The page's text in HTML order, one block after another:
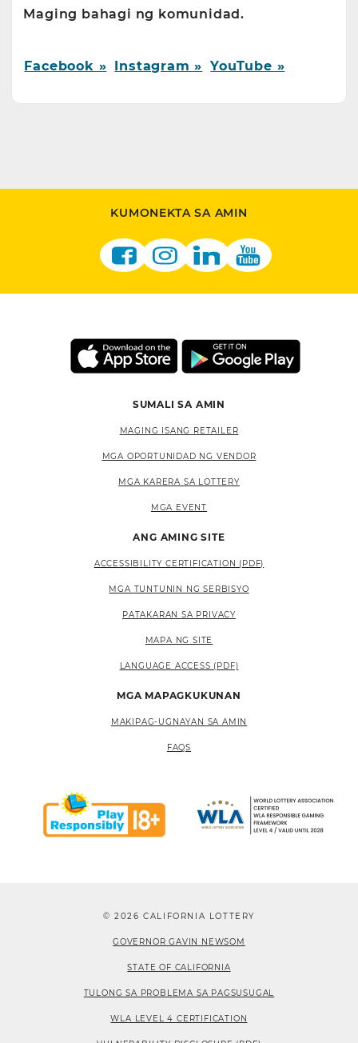
Maging bahagi ng komunidad.
Facebook » Instagram » YouTube »
KUMONEKTA SA AMIN
SUMALI SA AMIN
MAGING ISANG RETAILER
MGA OPORTUNIDAD NG VENDOR
MGA KARERA SA LOTTERY
MGA EVENT
ANG AMING SITE
ACCESSIBILITY CERTIFICATION (PDF)
MGA TUNTUNIN NG SERBISYO
PATAKARAN SA PRIVACY
MAPA NG SITE
LANGUAGE ACCESS (PDF)
MGA MAPAGKUKUNAN
MAKIPAG-UGNAYAN SA AMIN
FAQS
© 2026 CALIFORNIA LOTTERY
GOVERNOR GAVIN NEWSOM
STATE OF CALIFORNIA
TULONG SA PROBLEMA SA PAGSUSUGAL
WLA LEVEL 4 CERTIFICATION